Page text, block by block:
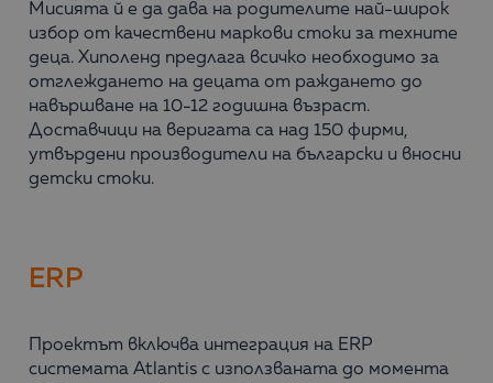
Мисията й е да дава на родителите най-широк
избор от качествени маркови стоки за техните
деца. Хиполенд предлага всичко необходимо за
отглеждането на децата от раждането до
навършване на 10-12 годишна възраст.
Доставчици на веригата са над 150 фирми,
утвърдени производители на български и вносни
детски стоки.
ERP
Проектът включва интеграция на ERP
системата Atlantis с използваната до момента